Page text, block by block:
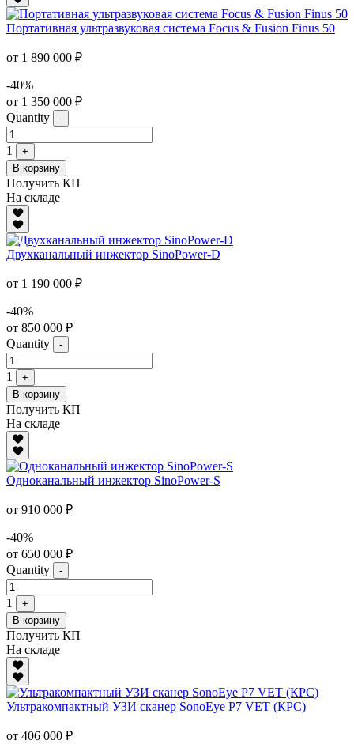
Портативная ультразвуковая система Focus & Fusion Finus 50
от 1 890 000 ₽
-40%
от 1 350 000 ₽
Quantity
-
1
+
В корзину
Получить КП
На складе
Двухканальный инжектор SinoPower-D
от 1 190 000 ₽
-40%
от 850 000 ₽
Quantity
-
1
+
В корзину
Получить КП
На складе
Одноканальный инжектор SinoPower-S
от 910 000 ₽
-40%
от 650 000 ₽
Quantity
-
1
+
В корзину
Получить КП
На складе
Ультракомпактный УЗИ сканер SonoEye P7 VET (КРС)
от 406 000 ₽